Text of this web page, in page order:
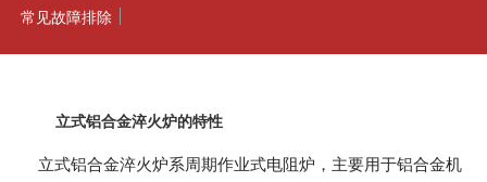
常见故障排除
立式铝合金淬火炉的特性
立式铝合金淬火炉系周期作业式电阻炉，主要用于铝合金机